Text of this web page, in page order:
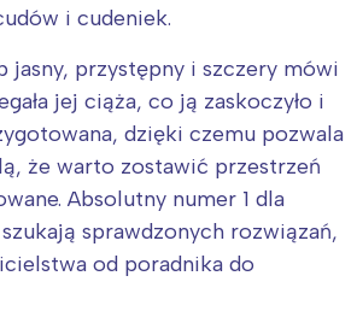
i cudeniek.
jasny, przystępny i szczery mówi
jej ciąża, co ją zaskoczyło i
dzięki czemu pozwala
że warto zostawić przestrzeń
Absolutny numer 1 dla
sprawdzonych rozwiązań,
od poradnika do